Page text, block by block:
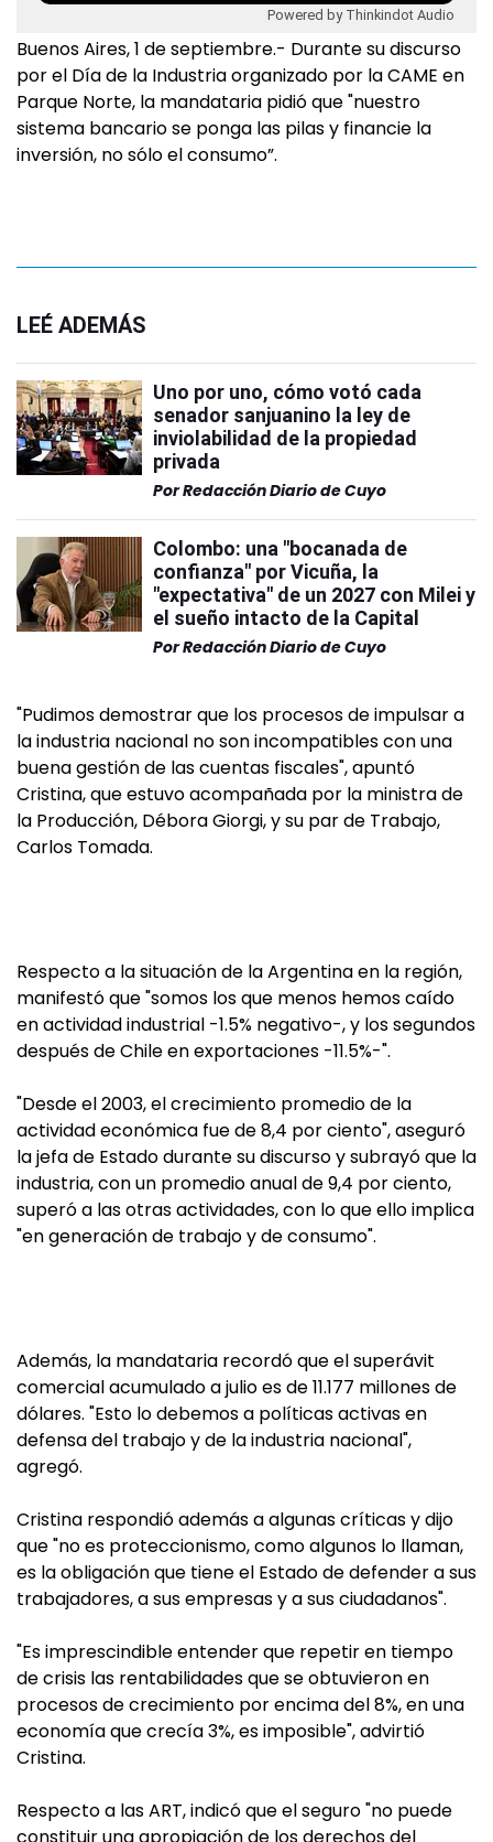
Powered by Thinkindot Audio
Buenos Aires, 1 de septiembre.- Durante su discurso
por el Día de la Industria organizado por la CAME en
Parque Norte, la mandataria pidió que "nuestro
sistema bancario se ponga las pilas y financie la
inversión, no sólo el consumo”.
LEÉ ADEMÁS
Uno por uno, cómo votó cada
senador sanjuanino la ley de
inviolabilidad de la propiedad
privada
PorRedacción Diario de Cuyo
Colombo: una "bocanada de
confianza" por Vicuña, la
"expectativa" de un 2027 con Milei y
el sueño intacto de la Capital
PorRedacción Diario de Cuyo
"Pudimos demostrar que los procesos de impulsar a
la industria nacional no son incompatibles con una
buena gestión de las cuentas fiscales", apuntó
Cristina, que estuvo acompañada por la ministra de
la Producción, Débora Giorgi, y su par de Trabajo,
Carlos Tomada.
Respecto a la situación de la Argentina en la región,
manifestó que "somos los que menos hemos caído
en actividad industrial -1.5% negativo-, y los segundos
después de Chile en exportaciones -11.5%-".
"Desde el 2003, el crecimiento promedio de la
actividad económica fue de 8,4 por ciento", aseguró
la jefa de Estado durante su discurso y subrayó que la
industria, con un promedio anual de 9,4 por ciento,
superó a las otras actividades, con lo que ello implica
"en generación de trabajo y de consumo".
Además, la mandataria recordó que el superávit
comercial acumulado a julio es de 11.177 millones de
dólares. "Esto lo debemos a políticas activas en
defensa del trabajo y de la industria nacional",
agregó.
Cristina respondió además a algunas críticas y dijo
que "no es proteccionismo, como algunos lo llaman,
es la obligación que tiene el Estado de defender a sus
trabajadores, a sus empresas y a sus ciudadanos".
"Es imprescindible entender que repetir en tiempo
de crisis las rentabilidades que se obtuvieron en
procesos de crecimiento por encima del 8%, en una
economía que crecía 3%, es imposible", advirtió
Cristina.
Respecto a las ART, indicó que el seguro "no puede